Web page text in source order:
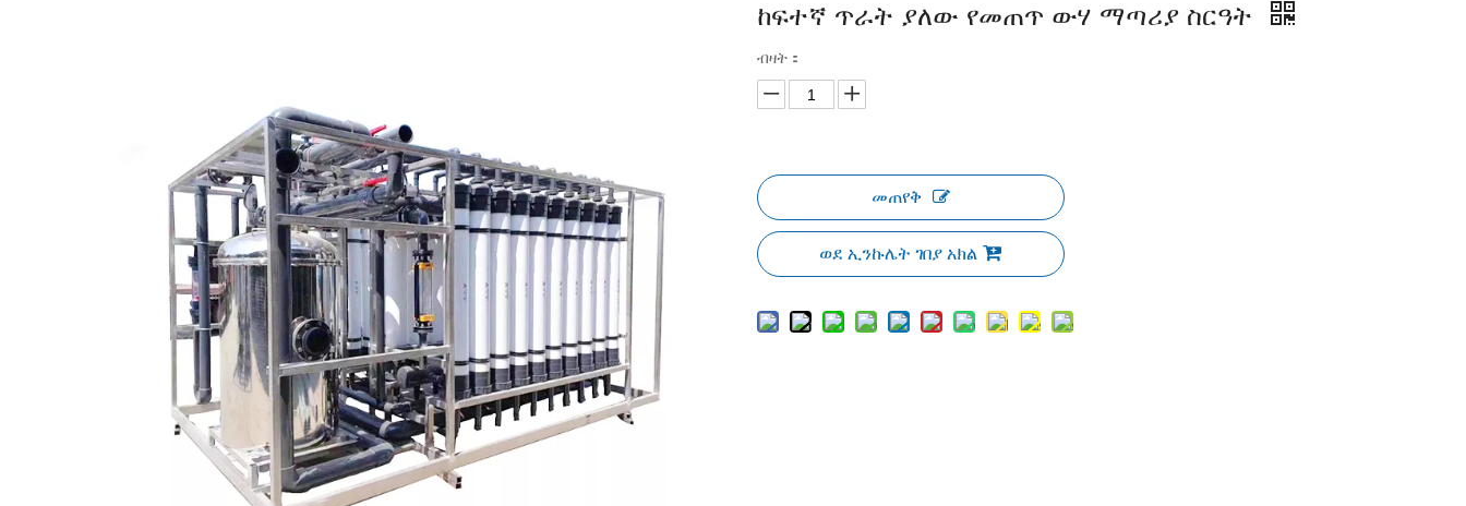
ከፍተኛ ጥራት ያለው የመጠጥ ውሃ ማጣሪያ ስርዓት
ብዛት：
መጠየቅ
ወደ ኢንኩሌት ገበያ አክል